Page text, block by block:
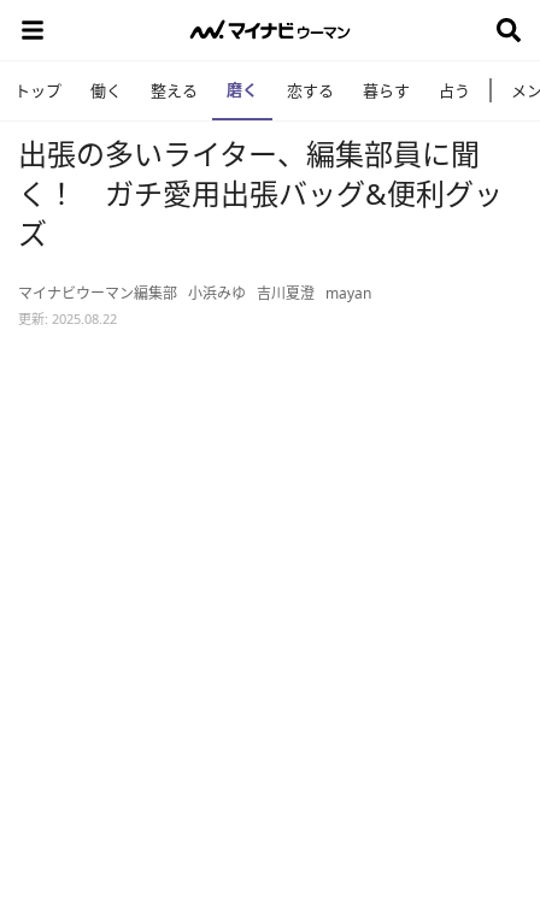
トップ 働く 整える 磨く 恋する 暮らす 占う メ
出張の多いライター、編集部員に聞
く！ ガチ愛用出張バッグ&便利グッ
ズ
マイナビウーマン編集部 小浜みゆ 吉川夏澄 mayan
更新: 2025.08.22